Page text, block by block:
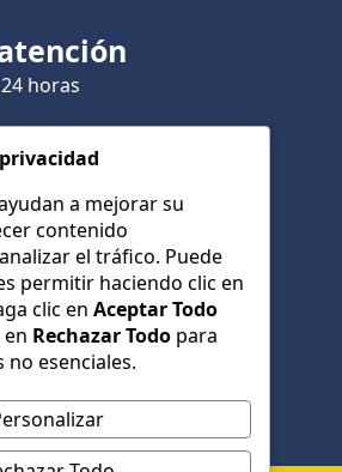
horas
previa
y WhatsApp 24/7
a mejorar su
contenido
el tráfico. Puede
permitir haciendo clic en
clic en Aceptar Todo
Rechazar Todo para
no esenciales.